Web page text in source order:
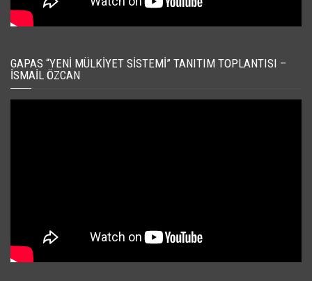
GAPAS “YENI MÜLKIYET SISTEMI” TANITIM TOPLANTISI –
İSMAIL ÖZCAN